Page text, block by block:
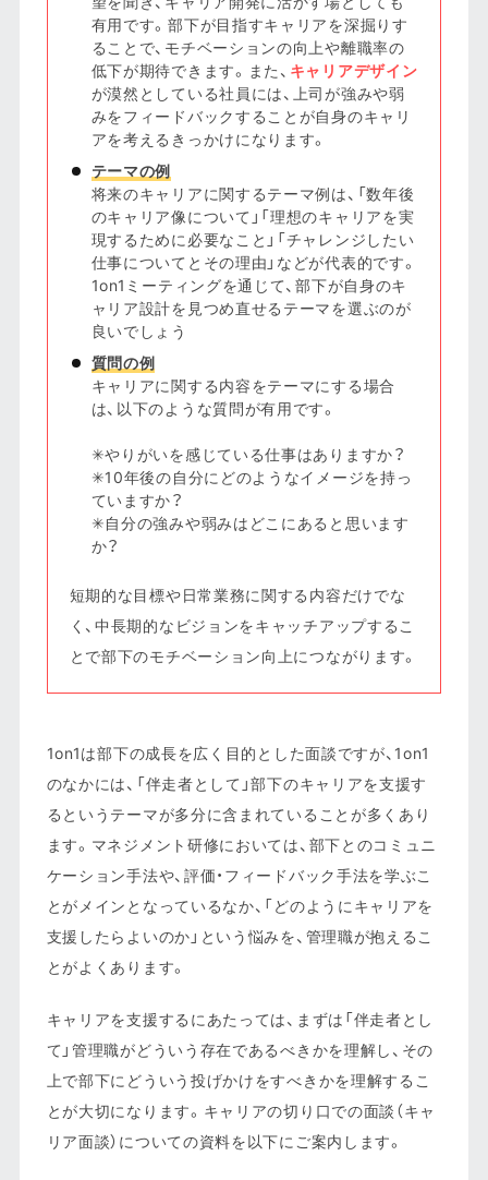
有用です。部下が目指すキャリアを深掘りす
ることで、モチベーションの向上や離職率の
低下が期待できます。また、 キャリアデザイン
が漠然としている社員には、上司が強みや弱
みをフィードバックすることが自身のキャリ
アを考えるきっかけになります。
テーマの例
将来のキャリアに関するテーマ例は、「数年後
のキャリア像について」「理想のキャリアを実
現するために必要なこと」「チャレンジしたい
仕事についてとその理由」などが代表的です。
1on1ミーティングを通じて、部下が自身のキ
ャリア設計を見つめ直せるテーマを選ぶのが
良いでしょう
質問の例
キャリアに関する内容をテーマにする場合
は、以下のような質問が有用です。
✳︎やりがいを感じている仕事はありますか？
✳︎10年後の自分にどのようなイメージを持っ
ていますか？
✳︎自分の強みや弱みはどこにあると思います
か？
短期的な目標や日常業務に関する内容だけでな
く、中長期的なビジョンをキャッチアップするこ
とで部下のモチベーション向上につながります。
1on1は部下の成長を広く目的とした面談ですが、1on1
のなかには、「伴走者として」部下のキャリアを支援す
るというテーマが多分に含まれていることが多くあり
ます。マネジメント研修においては、部下とのコミュニ
ケーション手法や、評価・フィードバック手法を学ぶこ
とがメインとなっているなか、「どのようにキャリアを
支援したらよいのか」という悩みを、管理職が抱えるこ
とがよくあります。
キャリアを支援するにあたっては、まずは「伴走者とし
て」管理職がどういう存在であるべきかを理解し、その
上で部下にどういう投げかけをすべきかを理解するこ
とが大切になります。キャリアの切り口での面談（キャ
リア面談）についての資料を以下にご案内します。